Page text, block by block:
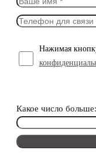
Нажимая
Какое число